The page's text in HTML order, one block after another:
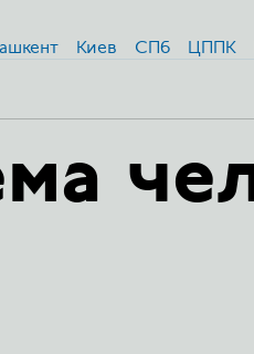
Киев СПб ЦППК